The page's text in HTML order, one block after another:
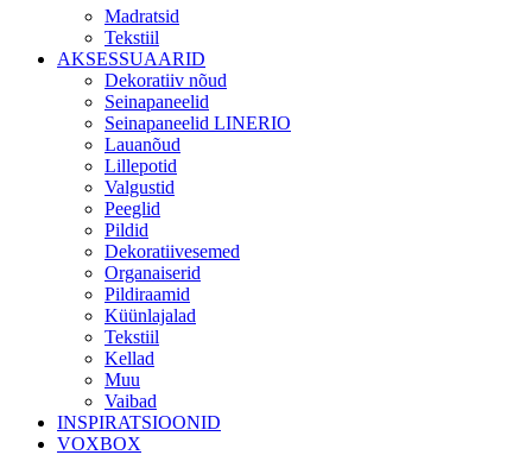
Madratsid
Tekstiil
AKSESSUAARID
Dekoratiiv nõud
Seinapaneelid
Seinapaneelid LINERIO
Lauanõud
Lillepotid
Valgustid
Peeglid
Pildid
Dekoratiivesemed
Organaiserid
Pildiraamid
Küünlajalad
Tekstiil
Kellad
Muu
Vaibad
INSPIRATSIOONID
VOXBOX